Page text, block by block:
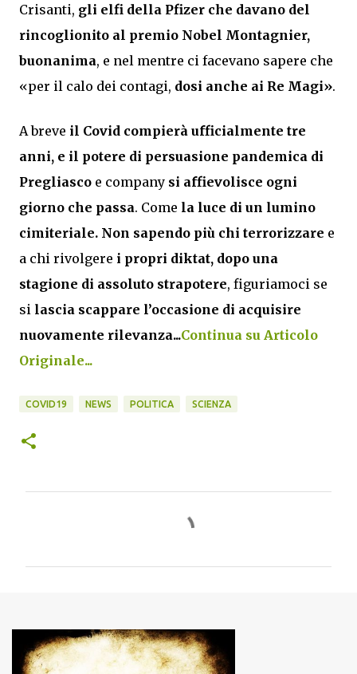
Crisanti, gli elfi della Pfizer che davano del
rincoglionito al premio Nobel Montagnier,
buonanima, e nel mentre ci facevano sapere che
«per il calo dei contagi, dosi anche ai Re Magi».
A breve il Covid compierà ufficialmente tre
anni, e il potere di persuasione pandemica di
Pregliasco e company si affievolisce ogni
giorno che passa. Come la luce di un lumino
cimiteriale. Non sapendo più chi terrorizzare e
a chi rivolgere i propri diktat, dopo una
stagione di assoluto strapotere, figuriamoci se
si lascia scappare l’occasione di acquisire
nuovamente rilevanza...Continua su Articolo
Originale...
COVID19 NEWS POLITICA SCIENZA
n
t